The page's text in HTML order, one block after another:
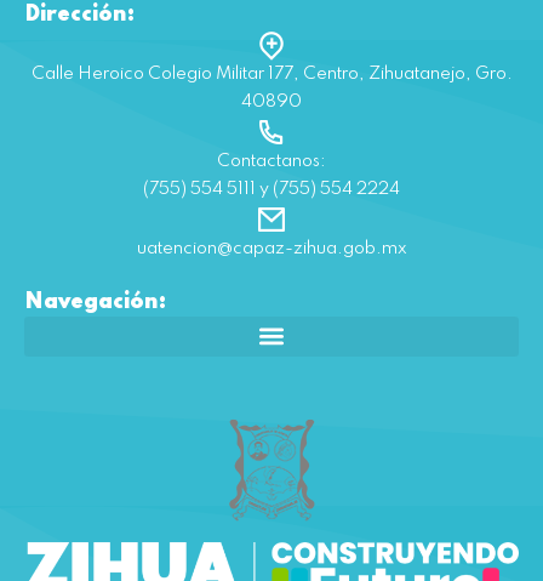
Dirección:
Calle Heroico Colegio Militar 177, Centro, Zihuatanejo, Gro.
40890
Contactanos:
(755) 554 5111 y (755) 554 2224
uatencion@capaz-zihua.gob.mx
Navegación: